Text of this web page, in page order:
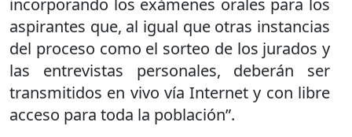
aspirantes que, al igual que otras instancias
del proceso como el sorteo de los jurados y
las entrevistas personales, deberán ser
transmitidos en vivo vía Internet y con libre
acceso para toda la población”.